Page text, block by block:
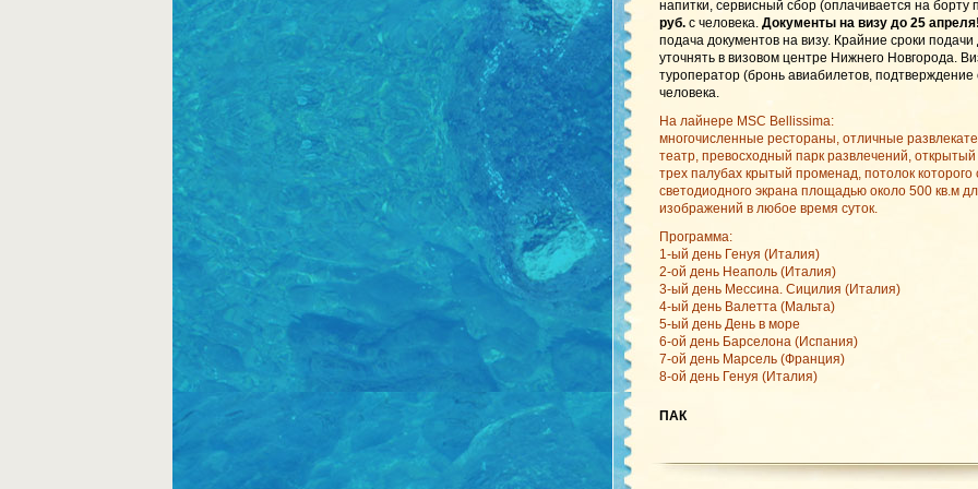
напитки, сервисный сбор (оплачивается на борту
руб. с человека. Документы на визу до 25
подача документов на визу. Крайние сроки
уточнять в визовом центре Нижнего Новгорода.
туроператор (бронь авиабилетов,
человека.
На лайнере MSC Bellissima:
многочисленные рестораны, отличные
театр, превосходный парк развлечений,
трех палубах крытый променад, потолок которого
светодиодного экрана площадью около 500 кв.м
изображений в любое время суток.
Программа:
1-ый день Генуя (Италия)
2-ой день Неаполь (Италия)
3-ый день Мессина. Сицилия (Италия)
4-ый день Валетта (Мальта)
5-ый день День в море
6-ой день Барселона (Испания)
7-ой день Марсель (Франция)
8-ой день Генуя (Италия)
ПАК